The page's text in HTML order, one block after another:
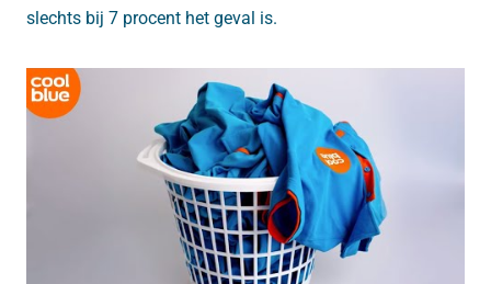
slechts bij 7 procent het geval is.